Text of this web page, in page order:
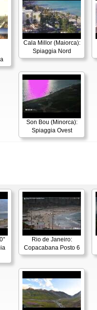
Cala Millor (Maiorca):
Spiaggia Nord
Son Bou (Minorca):
Spiaggia Ovest
Rio de Janeiro:
Copacabana Posto 6